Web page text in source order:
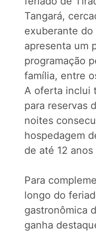
Tangará,
exuberante do
apresenta um
programação
família, entre
A oferta inclui
para reservas
noites
hospedagem
de até 12
Para
longo do
gastronômica
ganha